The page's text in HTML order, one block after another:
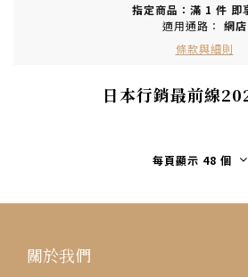
指定商品：滿 1 件 即
適用通路： 網店
條款與細則
日本行銷最前線
每頁顯示 48 個
關於我們